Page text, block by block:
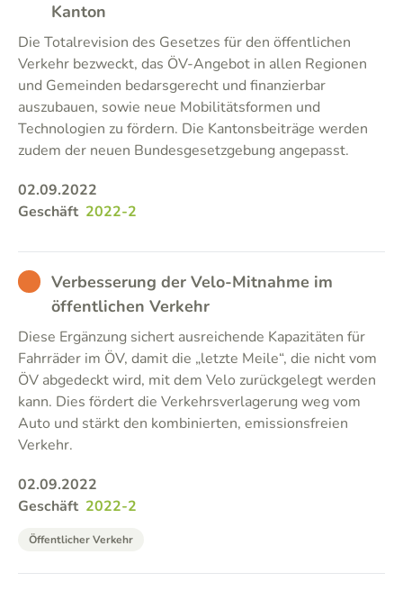
Kanton
Die Totalrevision des Gesetzes für den öffentlichen
Verkehr bezweckt, das ÖV-Angebot in allen Regionen
und Gemeinden bedarsgerecht und finanzierbar
auszubauen, sowie neue Mobilitätsformen und
Technologien zu fördern. Die Kantonsbeiträge werden
zudem der neuen Bundesgesetzgebung angepasst.
02.09.2022
Geschäft 2022-2
BADVerbesserung der Velo-Mitnahme im
öffentlichen Verkehr
Diese Ergänzung sichert ausreichende Kapazitäten für
Fahrräder im ÖV, damit die „letzte Meile“, die nicht vom
ÖV abgedeckt wird, mit dem Velo zurückgelegt werden
kann. Dies fördert die Verkehrsverlagerung weg vom
Auto und stärkt den kombinierten, emissionsfreien
Verkehr.
02.09.2022
Geschäft 2022-2
Öffentlicher Verkehr